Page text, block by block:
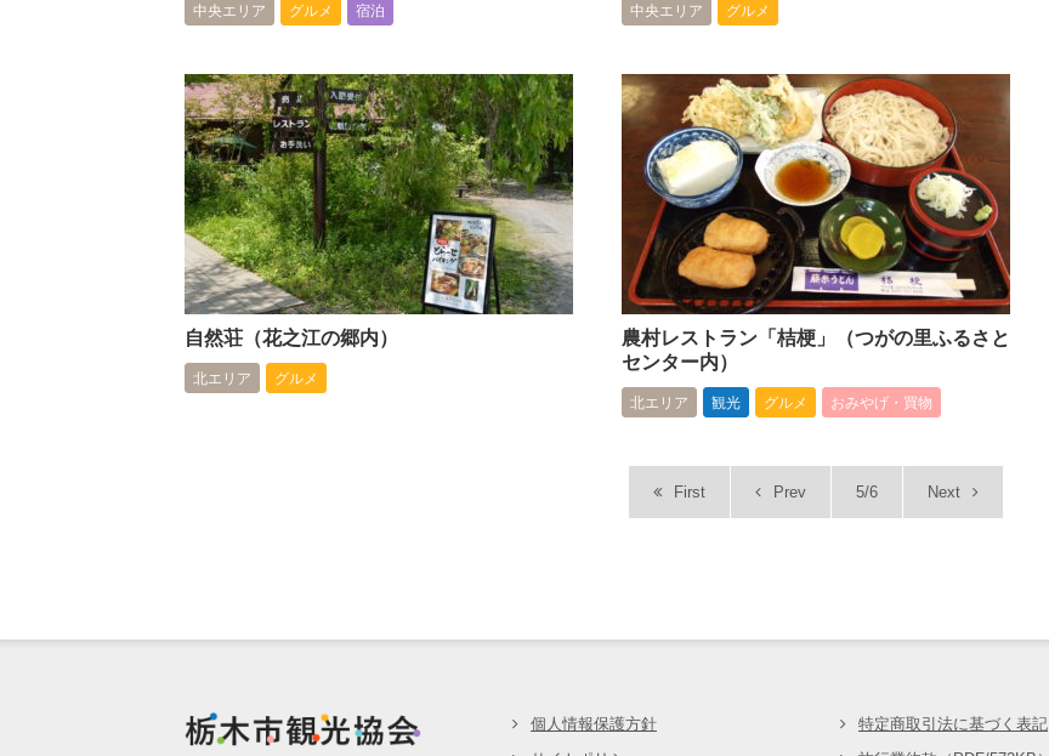
中央エリア グルメ 宿泊 中央エリア グルメ
自然荘（花之江の郷内）
北エリア グルメ
農村レストラン「桔梗」（つがの里ふるさと
センター内）
北エリア 観光 グルメ おみやげ・買物
First Prev 5/6 Next
栃木市観光協会個人情報保護方針
特定商取引法に基づく表記